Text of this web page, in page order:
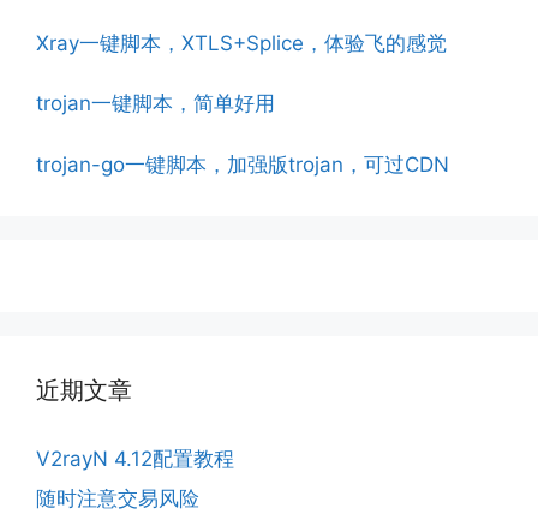
Xray一键脚本，XTLS+Splice，体验飞的感觉
trojan一键脚本，简单好用
trojan-go一键脚本，加强版trojan，可过CDN
近期文章
V2rayN 4.12配置教程
随时注意交易风险